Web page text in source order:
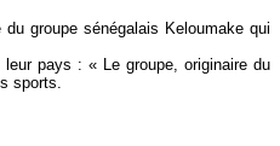
groupe sénégalais Keloumake qui
pays : « Le groupe, originaire du
sports.